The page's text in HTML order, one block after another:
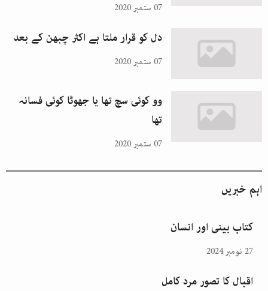
07 ستمبر 2020
دل کو قرار ملتا ہے اکثر چبھن کے بعد
07 ستمبر 2020
وو کوئی سچ تھا یا جھوٹا کوئی فسانہ
تھا
07 ستمبر 2020
اہم خبریں
کتاب بینی اور انسان
27 نومبر 2024
اقبال کا تصور مرد کامل